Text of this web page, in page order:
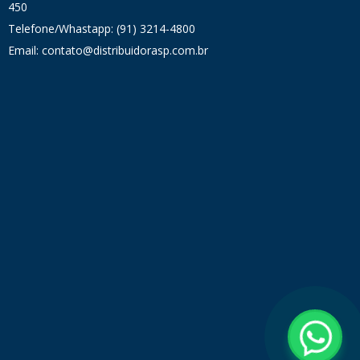
450
Telefone/Whastapp: (91) 3214-4800
Email: contato@distribuidorasp.com.br